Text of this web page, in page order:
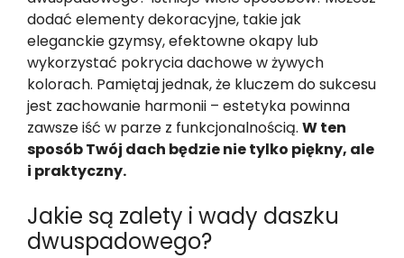
dodać elementy dekoracyjne, takie jak
eleganckie gzymsy, efektowne okapy lub
wykorzystać pokrycia dachowe w żywych
kolorach. Pamiętaj jednak, że kluczem do sukcesu
jest zachowanie harmonii – estetyka powinna
zawsze iść w parze z funkcjonalnością. W ten
sposób Twój dach będzie nie tylko piękny, ale
i praktyczny.
Jakie są zalety i wady daszku
dwuspadowego?